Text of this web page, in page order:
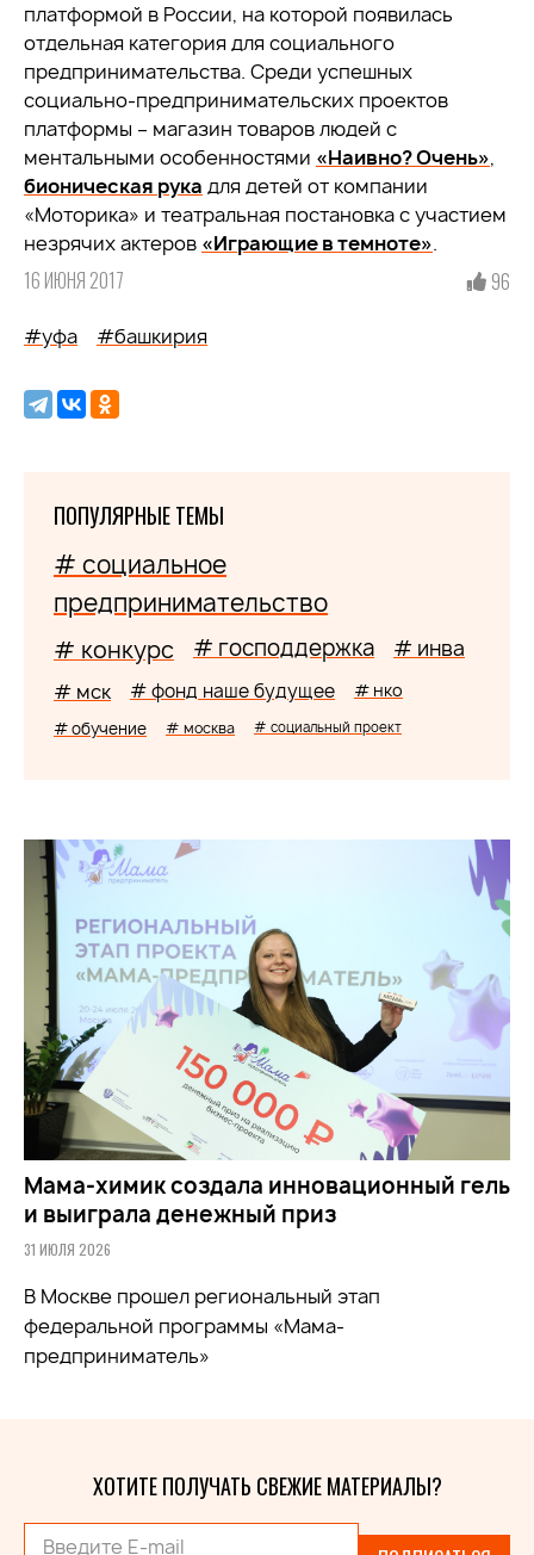
платформой в России, на которой появилась
отдельная категория для социального
предпринимательства. Среди успешных
социально-предпринимательских проектов
платформы – магазин товаров людей с
ментальными особенностями «Наивно? Очень»,
бионическая рука для детей от компании
«Моторика» и театральная постановка с участием
незрячих актеров «Играющие в темноте».
16 ИЮНЯ 2017 96
#уфа #башкирия
ПОПУЛЯРНЫЕ ТЕМЫ
# социальное
предпринимательство
# конкурс # господдержка # инва
# мск # фонд наше будущее # нко
# обучение # москва # социальный проект
Мама-химик создала инновационный гель
и выиграла денежный приз
31 ИЮЛЯ 2026
В Москве прошел региональный этап
федеральной программы «Мама-
предприниматель»
ХОТИТЕ ПОЛУЧАТЬ СВЕЖИЕ МАТЕРИАЛЫ?